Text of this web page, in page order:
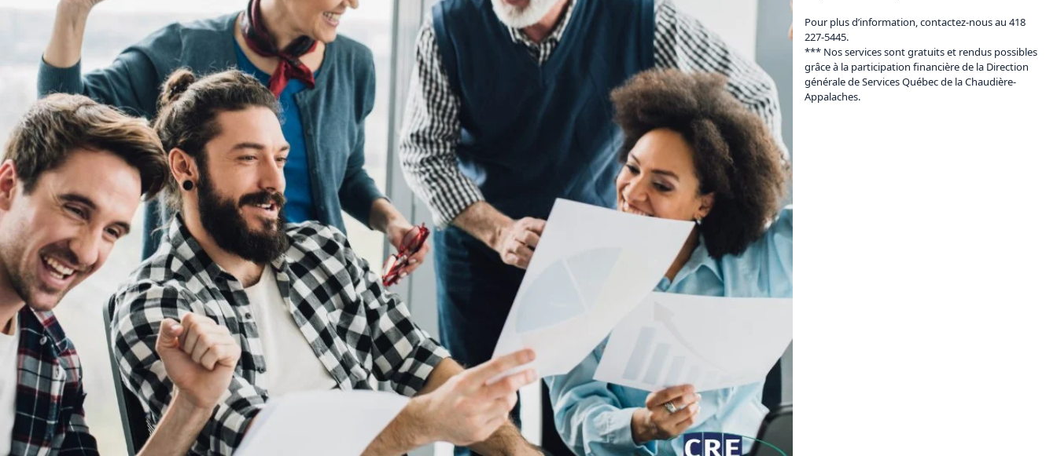
Pour plus d’information, contactez-nous au 418
227-5445.
*** Nos services sont gratuits et rendus possibles
grâce à la participation financière de la Direction
générale de Services Québec de la Chaudière-
Appalaches.